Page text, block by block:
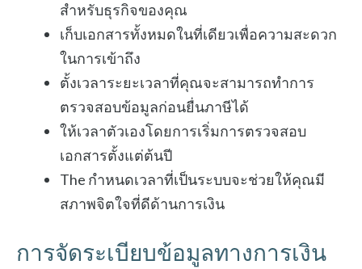
สำหรับธุรกิจของคุณ
เก็บเอกสารทั้งหมดในที่เดียวเพื่อความสะดวก
ในการเข้าถึง
ตั้งเวลาระยะเวลาที่คุณจะสามารถทำการ
ตรวจสอบข้อมูลก่อนยื่นภาษีได้
ให้เวลาตัวเองโดยการเริ่มการตรวจสอบ
เอกสารตั้งแต่ต้นปี
The กำหนดเวลาที่เป็นระบบจะช่วยให้คุณมี
สภาพจิตใจที่ดีด้านการเงิน
การจัดระเบียบข้อมูลทางการเงิน